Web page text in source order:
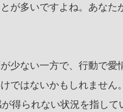
が多いですよね。あなた
少ない一方で、行動で愛
ではないかもしれません
得られない状況を指して